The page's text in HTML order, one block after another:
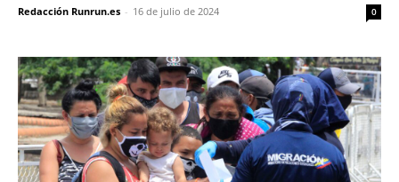
Redacción Runrun.es - 16 de julio de 2024 0